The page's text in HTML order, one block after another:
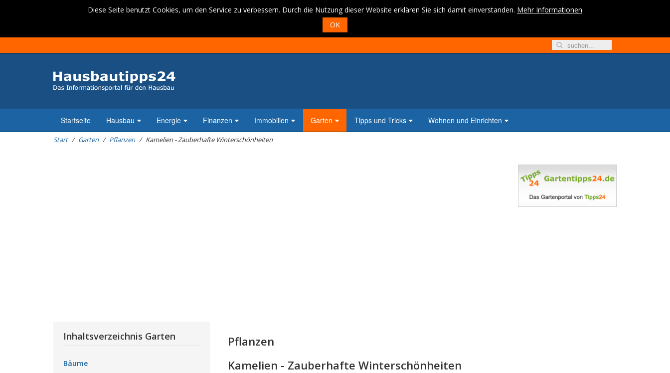
Diese Seite benutzt Cookies, um den Service zu verbessern. Durch die Nutzung dieser Website erklären Sie sich damit einverstanden. Mehr Informationen
OK
Startseite Hausbau Energie Finanzen Immobilien Garten Tipps und Tricks Wohnen und Einrichten
Start Garten Pflanzen Kamelien - Zauberhafte Winterschönheiten
Pflanzen
Kamelien - Zauberhafte Winterschönheiten
Inhaltsverzeichnis Garten
Bäume